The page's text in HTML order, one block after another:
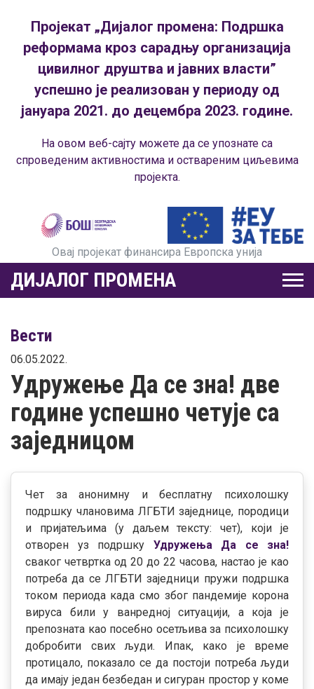
Пројекат „Дијалог промена: Подршка
реформама кроз сарадњу организација
цивилног друштва и јавних власти”
успешно је реализован у периоду од
јануара 2021. до децембра 2023. године.
На овом веб-сајту можете да се упознате са
спроведеним активностима и оствареним циљевима
пројекта.
Овај пројекат финансира Европска унија
ДИЈАЛОГ ПРОМЕНА
Вести
06.05.2022.
Удружење Да се зна! две
године успешно четује са
заједницом
Чет за анонимну и бесплатну психолошку
подршку члановима ЛГБТИ заједнице, породици
и пријатељима (у даљем тексту: чет), који је
отворен уз подршку Удружења Да се зна!
сваког четвртка од 20 до 22 часова, настао је као
потреба да се ЛГБТИ заједници пружи подршка
током периода када смо због пандемије корона
вируса били у ванредној ситуацији, а која је
препозната као посебно осетљива за психолошку
добробити свих људи. Ипак, како је време
протицало, показало се да постоји потреба људи
да имају један безбедан и сигуран простор у коме